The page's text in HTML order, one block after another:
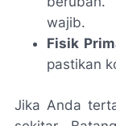
wajib.
Fisik
pastikan
Jika Anda